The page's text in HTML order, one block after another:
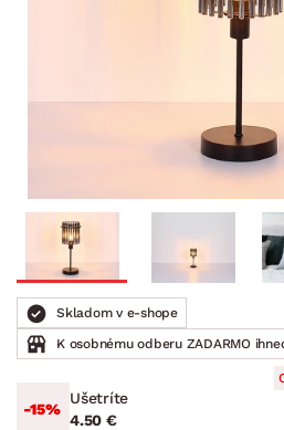
Skladom v e-shope
K osobnému odberu ZADARMO
-15%
Ušetríte
4.50 €